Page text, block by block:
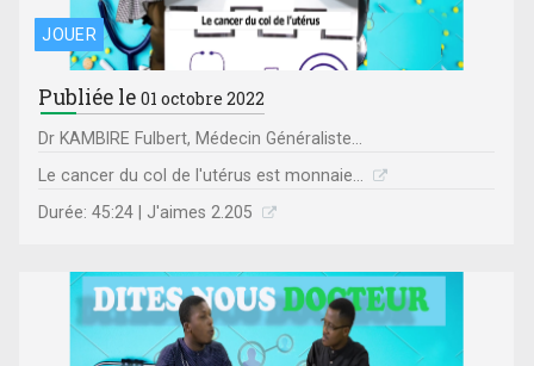
JOUER
Publiée le01 octobre 2022
Dr KAMBIRE Fulbert, Médecin Généraliste...
Le cancer du col de l'utérus est monnaie...
Durée: 45:24 | J'aimes 2.205